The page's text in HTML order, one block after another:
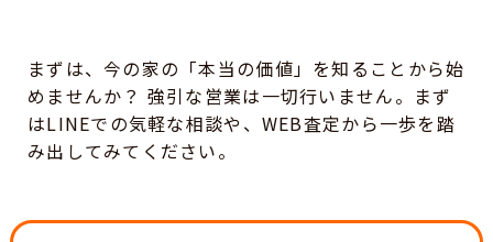
まずは、今の家の「本当の価値」を知ることから始
めませんか？ 強引な営業は一切行いません。まず
はLINEでの気軽な相談や、WEB査定から一歩を踏
み出してみてください。